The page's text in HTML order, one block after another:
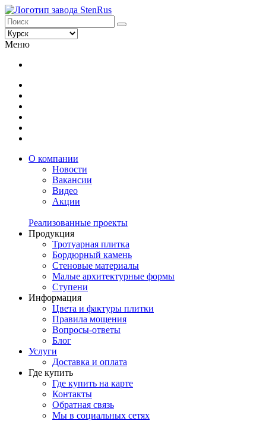
Меню
О компании
Новости
Вакансии
Видео
Акции
Реализованные проекты
Продукция
Тротуарная плитка
Бордюрный камень
Стеновые материалы
Малые архитектурные формы
Ступени
Информация
Цвета и фактуры плитки
Правила мощения
Вопросы-ответы
Блог
Услуги
Доставка и оплата
Где купить
Где купить на карте
Контакты
Обратная связь
Мы в социальных сетях